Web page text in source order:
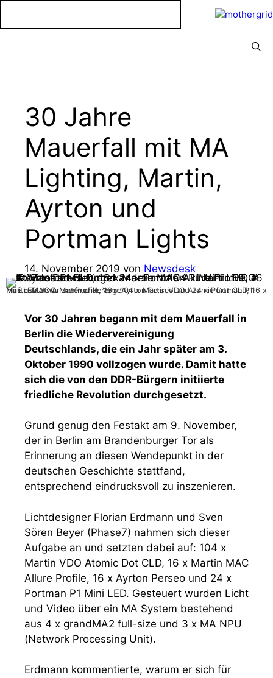
30 Jahre
Mauerfall mit MA
Lighting, Martin,
Ayrton und
Portman Lights
14. November 2019 von Newsdesk
Im Einsatz war unter anderem: 104 x Martin VDO Atomic Dot CLD, 16 x Martin MAC Allure Profile, 16 x Ayrton Perseo und 24 x Portman P1 Mini LED. # © Manfred H. Vogel
Vor 30 Jahren begann mit dem Mauerfall in
Berlin die Wiedervereinigung
Deutschlands, die ein Jahr später am 3.
Oktober 1990 vollzogen wurde. Damit hatte
sich die von den DDR-Bürgern initiierte
friedliche Revolution durchgesetzt.
Grund genug den Festakt am 9. November,
der in Berlin am Brandenburger Tor als
Erinnerung an diesen Wendepunkt in der
deutschen Geschichte stattfand,
entsprechend eindrucksvoll zu inszenieren.
Lichtdesigner Florian Erdmann und Sven
Sören Beyer (Phase7) nahmen sich dieser
Aufgabe an und setzten dabei auf: 104 x
Martin VDO Atomic Dot CLD, 16 x Martin MAC
Allure Profile, 16 x Ayrton Perseo und 24 x
Portman P1 Mini LED. Gesteuert wurden Licht
und Video über ein MA System bestehend
aus 4 x grandMA2 full-size und 3 x MA NPU
(Network Processing Unit).
Erdmann kommentierte, warum er sich für